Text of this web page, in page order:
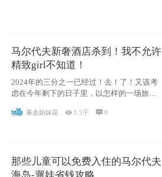
马尔代夫新奢酒店杀到！我不允许
精致girl不知道！
2024年的三分之一已经过！去！了！又该考
虑在今年剩下的日子里，以怎样的一场旅行
暴走姐妹花  1.5千 0
那些儿童可以免费入住的马尔代夫